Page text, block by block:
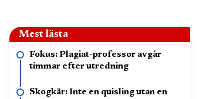
Mest lästa
Fokus: Plagiat-professor avgår
timmar efter utredning
Skogkär: Inte en quisling utan en